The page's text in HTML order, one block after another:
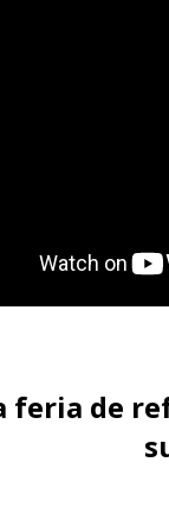
feria de